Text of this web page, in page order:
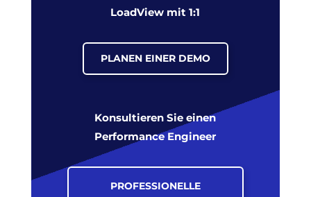
LoadView mit 1:1
PLANEN EINER DEMO
Konsultieren Sie einen
Performance Engineer
PROFESSIONELLE